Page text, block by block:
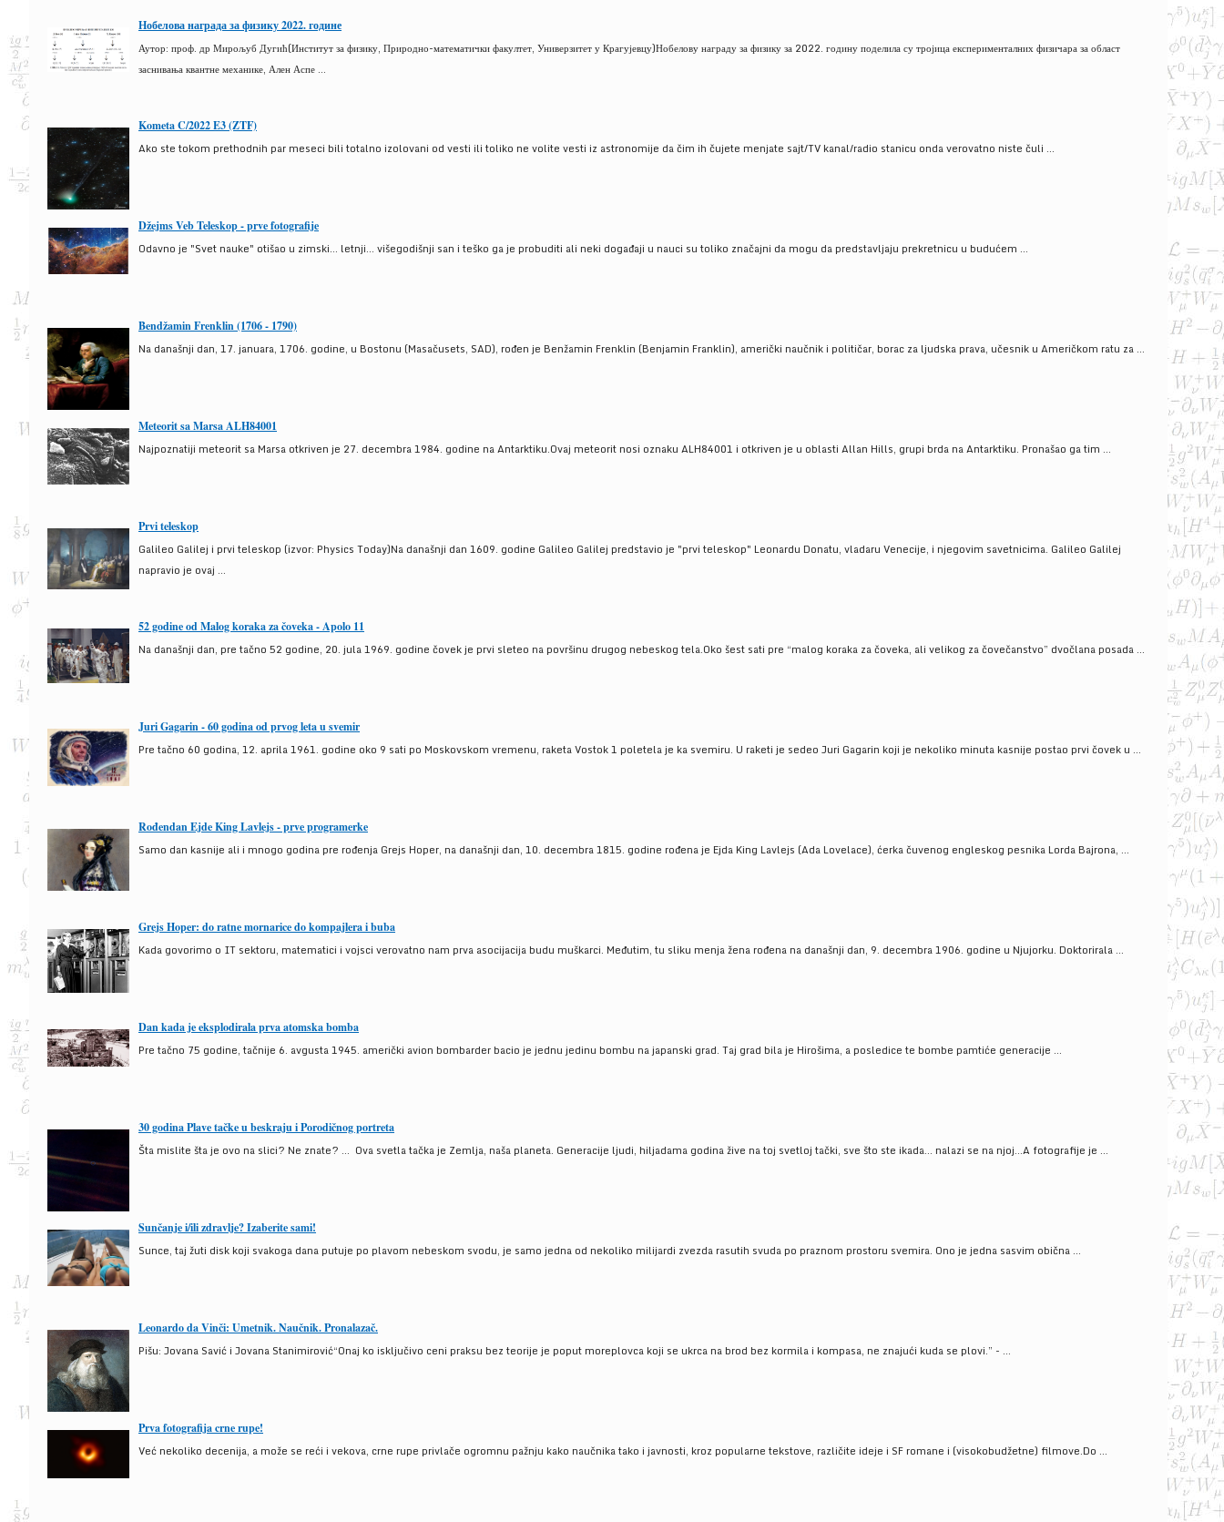
Нобелова награда за физику 2022. године
Аутор: проф. др Мирољуб Дугић(Институт за физику, Природно-математички факултет, Универзитет у Крагујевцу)Нобелову награду за физику за 2022. годину поделила су тројица експерименталних физичара за област
заснивања квантне механике, Ален Аспе ...
Kometa C/2022 E3 (ZTF)
Ako ste tokom prethodnih par meseci bili totalno izolovani od vesti ili toliko ne volite vesti iz astronomije da čim ih čujete menjate sajt/TV kanal/radio stanicu onda verovatno niste čuli ...
Džejms Veb Teleskop - prve fotografije
Odavno je "Svet nauke" otišao u zimski... letnji... višegodišnji san i teško ga je probuditi ali neki događaji u nauci su toliko značajni da mogu da predstavljaju prekretnicu u budućem ...
Bendžamin Frenklin (1706 - 1790)
Na današnji dan, 17. januara, 1706. godine, u Bostonu (Masačusets, SAD), rođen je Benžamin Frenklin (Benjamin Franklin), američki naučnik i političar, borac za ljudska prava, učesnik u Američkom ratu za ...
Meteorit sa Marsa ALH84001
Najpoznatiji meteorit sa Marsa otkriven je 27. decembra 1984. godine na Antarktiku.Ovaj meteorit nosi oznaku ALH84001 i otkriven je u oblasti Allan Hills, grupi brda na Antarktiku. Pronašao ga tim ...
Prvi teleskop
Galileo Galilej i prvi teleskop (izvor: Physics Today)Na današnji dan 1609. godine Galileo Galilej predstavio je "prvi teleskop" Leonardu Donatu, vladaru Venecije, i njegovim savetnicima. Galileo Galilej
napravio je ovaj ...
52 godine od Malog koraka za čoveka - Apolo 11
Na današnji dan, pre tačno 52 godine, 20. jula 1969. godine čovek je prvi sleteo na površinu drugog nebeskog tela.Oko šest sati pre “malog koraka za čoveka, ali velikog za čovečanstvo” dvočlana posada ...
Juri Gagarin - 60 godina od prvog leta u svemir
Pre tačno 60 godina, 12. aprila 1961. godine oko 9 sati po Moskovskom vremenu, raketa Vostok 1 poletela je ka svemiru. U raketi je sedeo Juri Gagarin koji je nekoliko minuta kasnije postao prvi čovek u ...
Rođendan Ejde King Lavlejs - prve programerke
Samo dan kasnije ali i mnogo godina pre rođenja Grejs Hoper, na današnji dan, 10. decembra 1815. godine rođena je Ejda King Lavlejs (Ada Lovelace), ćerka čuvenog engleskog pesnika Lorda Bajrona, ...
Grejs Hoper: do ratne mornarice do kompajlera i buba
Kada govorimo o IT sektoru, matematici i vojsci verovatno nam prva asocijacija budu muškarci. Međutim, tu sliku menja žena rođena na današnji dan, 9. decembra 1906. godine u Njujorku. Doktorirala ...
Dan kada je eksplodirala prva atomska bomba
Pre tačno 75 godine, tačnije 6. avgusta 1945. američki avion bombarder bacio je jednu jedinu bombu na japanski grad. Taj grad bila je Hirošima, a posledice te bombe pamtiće generacije ...
30 godina Plave tačke u beskraju i Porodičnog portreta
Šta mislite šta je ovo na slici? Ne znate? … Ova svetla tačka je Zemlja, naša planeta. Generacije ljudi, hiljadama godina žive na toj svetloj tački, sve što ste ikada… nalazi se na njoj…A fotografije je ...
Sunčanje i/ili zdravlje? Izaberite sami!
Sunce, taj žuti disk koji svakoga dana putuje po plavom nebeskom svodu, je samo jedna od nekoliko milijardi zvezda rasutih svuda po praznom prostoru svemira. Ono je jedna sasvim obična ...
Leonardo da Vinči: Umetnik. Naučnik. Pronalazač.
Pišu: Jovana Savić i Jovana Stanimirović“Onaj ko isključivo ceni praksu bez teorije je poput moreplovca koji se ukrca na brod bez kormila i kompasa, ne znajući kuda se plovi.” - ...
Prva fotografija crne rupe!
Već nekoliko decenija, a može se reći i vekova, crne rupe privlače ogromnu pažnju kako naučnika tako i javnosti, kroz popularne tekstove, različite ideje i SF romane i (visokobudžetne) filmove.Do ...